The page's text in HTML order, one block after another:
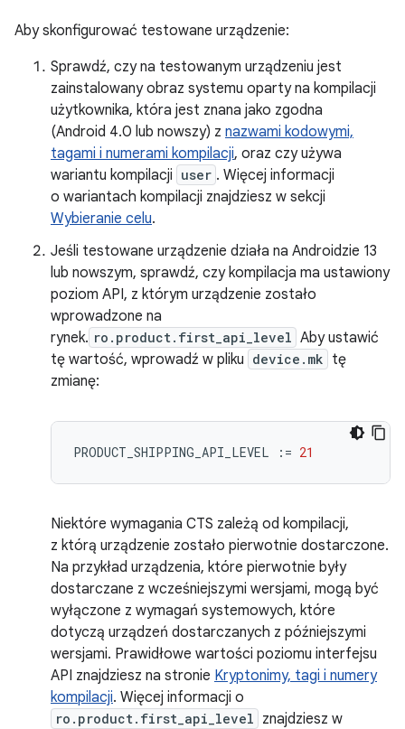
Aby skonfigurować testowane urządzenie:
Sprawdź, czy na testowanym urządzeniu jest
zainstalowany obraz systemu oparty na kompilacji
użytkownika, która jest znana jako zgodna
(Android 4.0 lub nowszy) z nazwami kodowymi,
tagami i numerami kompilacji, oraz czy używa
wariantu kompilacji user . Więcej informacji
o wariantach kompilacji znajdziesz w sekcji
Wybieranie celu.
Jeśli testowane urządzenie działa na Androidzie 13
lub nowszym, sprawdź, czy kompilacja ma ustawiony
poziom API, z którym urządzenie zostało
wprowadzone na
rynek. ro.product.first_api_level Aby ustawić
tę wartość, wprowadź w pliku device.mk tę
zmianę:
PRODUCT_SHIPPING_API_LEVEL := 21
Niektóre wymagania CTS zależą od kompilacji,
z którą urządzenie zostało pierwotnie dostarczone.
Na przykład urządzenia, które pierwotnie były
dostarczane z wcześniejszymi wersjami, mogą być
wyłączone z wymagań systemowych, które
dotyczą urządzeń dostarczanych z późniejszymi
wersjami. Prawidłowe wartości poziomu interfejsu
API znajdziesz na stronie Kryptonimy, tagi i numery
kompilacji. Więcej informacji o
ro.product.first_api_level znajdziesz w